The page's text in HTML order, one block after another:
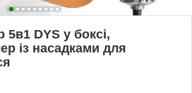
5в1 DYS у боксі,
із насадками для